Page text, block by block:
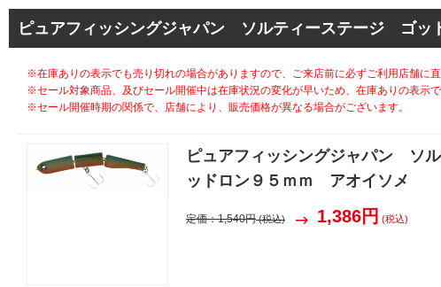
ピュアフィッシングジャパン ソルティーステージ ゴッ
※在庫ありの表示でも売り切れの場合がありますので、ご来店前に必ずご利用店舗に直
※セール対象商品、及びセール開催中は在庫状況の変化が早いため、在庫ありの表示で
※セール開催時期の関係で、店舗により、販売価格が異なる場合がございます。
ピュアフィッシングジャパン ソ
ッドロン９５ｍｍ アオイソメ
定価：1,540円(税込) 1,386円 (税込)